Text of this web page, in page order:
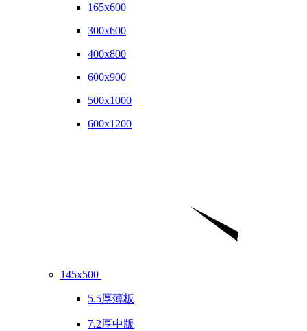
165x600
300x600
400x800
600x900
500x1000
600x1200
145x500
5.5厚薄板
7.2厚中版